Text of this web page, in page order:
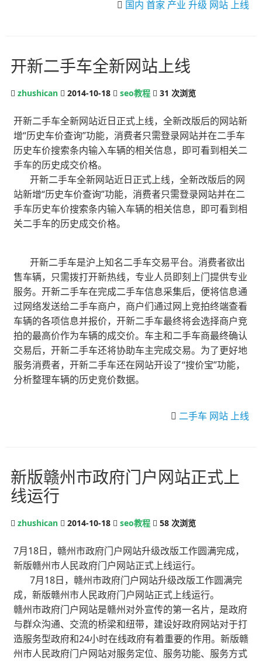
国内 首家 产业 升级 网站 上线
开新二手车全新网站上线
zhushican 2014-10-18 seo教程 31 次浏览
开新二手车全新网站近日正式上线，全新改版后的网站新
增“历史车价查询”功能，消费者只需登录网站并在二手车
历史车价搜索条内输入车辆的相关信息，即可看到相关二
手车的历史成交价格。
开新二手车全新网站近日正式上线，全新改版后的网
站新增“历史车价查询”功能，消费者只需登录网站并在二
手车历史车价搜索条内输入车辆的相关信息，即可看到相
关二手车的历史成交价格。
开新二手车是沪上知名二手车交易平台。消费者欲出
售车辆，只需拨打开新热线，专业人员即刻上门提供专业
服务。开新二手车在完成二手车信息采集后，便将信息通
过网络发送给二手车商户，商户们通过网上竞拍终端查看
车辆的各项信息并报价，开新二手车最终将会选择商户竞
拍的最高价作为车辆的成交价。车主和二手车商最终确认
交易后，开新二手车还将协助车主完成交易。为了更好地
服务消费者，开新二手车还在网站开设了“搜价宝”功能，
分析整理车辆的历史竞价数据。
二手车 网站 上线
新版赣州市政府门户网站正式上
线运行
zhushican 2014-10-18 seo教程 58 次浏览
7月18日，赣州市政府门户网站升级改版工作圆满完成，
新版赣州市人民政府门户网站正式上线运行。
7月18日，赣州市政府门户网站升级改版工作圆满完
成，新版赣州市人民政府门户网站正式上线运行。
赣州市政府门户网站是赣州对外宣传的第一名片，是政府
与群众沟通、交流的桥梁和纽带，建设好政府网站对于打
造服务型政府和24小时在线政府有着重要的作用。新版赣
州市人民政府门户网站对服务定位、服务功能、服务方式